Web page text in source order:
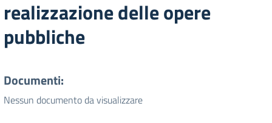
realizzazione delle opere
pubbliche
Documenti:
Nessun documento da visualizzare